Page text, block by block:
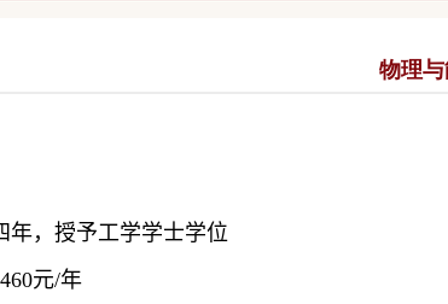
物理
年，授予工学学士学位
元/年